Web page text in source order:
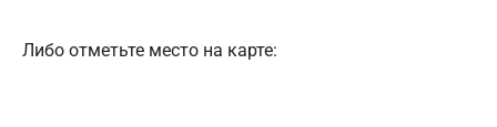
Либо отметьте место на карте: